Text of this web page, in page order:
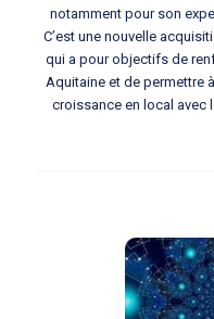
notamment pour son
C’est une nouvelle
qui a pour objectifs de
Aquitaine et de permettre
croissance en local avec